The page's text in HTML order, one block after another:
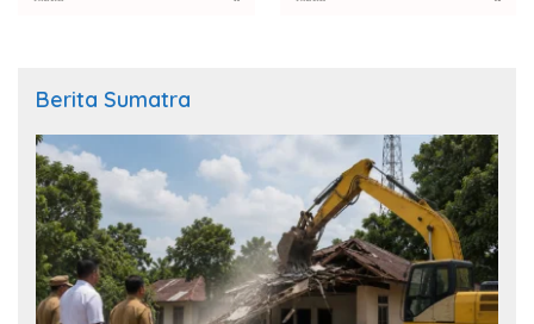
Berita Sumatra